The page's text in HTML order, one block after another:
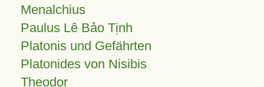
Menalchius
Paulus Lê Bảo Tịnh
Platonis und Gefährten
Platonides von Nisibis
Theodor